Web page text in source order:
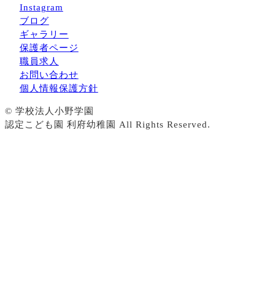
Instagram
ブログ
ギャラリー
保護者ページ
職員求人
お問い合わせ
個人情報保護方針
© 学校法人小野学園
認定こども園 利府幼稚園 All Rights Reserved.